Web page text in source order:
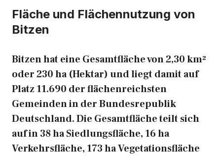
Fläche und Flächennutzung von
Bitzen
Bitzen hat eine Gesamtfläche von 2,30 km²
oder 230 ha (Hektar) und liegt damit auf
Platz 11.690 der flächenreichsten
Gemeinden in der Bundesrepublik
Deutschland. Die Gesamtfläche teilt sich
auf in 38 ha Siedlungsfläche, 16 ha
Verkehrsfläche, 173 ha Vegetationsfläche